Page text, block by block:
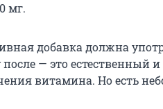
мг.
добавка должна
— это естественный
витамина. Но есть